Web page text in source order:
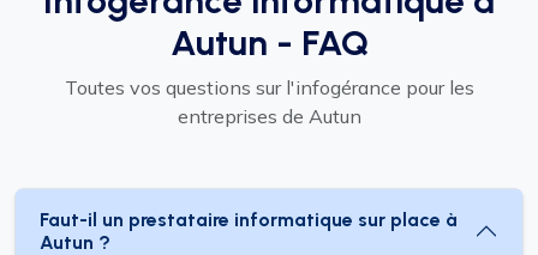
Autun - FAQ
Toutes vos questions sur l'infogérance pour les
entreprises de Autun
Faut-il un prestataire informatique sur place à
Autun ?